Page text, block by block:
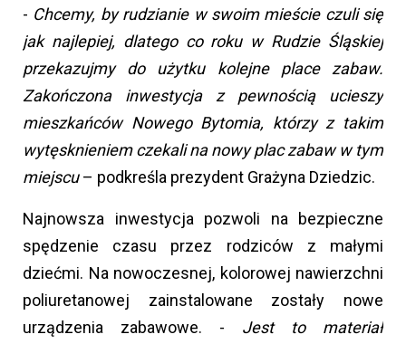
- Chcemy, by rudzianie w swoim mieście czuli się
jak najlepiej, dlatego co roku w Rudzie Śląskiej
przekazujmy do użytku kolejne place zabaw.
Zakończona inwestycja z pewnością ucieszy
mieszkańców Nowego Bytomia, którzy z takim
wytęsknieniem czekali na nowy plac zabaw w tym
miejscu– podkreśla prezydent Grażyna Dziedzic.
Najnowsza inwestycja pozwoli na bezpieczne
spędzenie czasu przez rodziców z małymi
dziećmi. Na nowoczesnej, kolorowej nawierzchni
poliuretanowej zainstalowane zostały nowe
urządzenia zabawowe. - Jest to materiał